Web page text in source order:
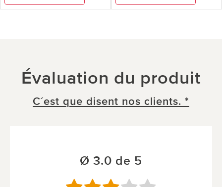
Évaluation du produit
C´est que disent nos clients. *
Ø 3.0 de 5